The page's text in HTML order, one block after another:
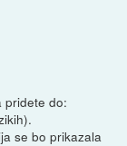
pridete do:
se bo prikazala